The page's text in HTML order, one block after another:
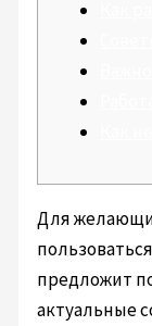
Для
предложит
актуальные